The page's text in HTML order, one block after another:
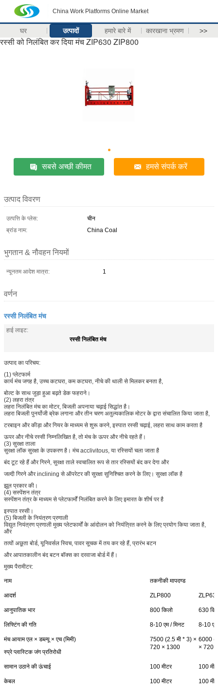
China Work Platforms Online Market
घर उत्पादों हमारे बारे में कारखाना भ्रमण >>
रस्सी को निलंबित कर दिया मंच ZIP630 ZIP800
सबसे अच्छी कीमत हमसे संपर्क करें
उत्पाद विवरण
उत्पत्ति के प्लेस:
चीन
ब्रांड नाम:
China Coal
भुगतान & नौवहन नियमों
न्यूनतम आदेश मात्रा: 1
वर्णन
रस्सी निलंबित मंच
हाई लाइट:
रस्सी निलंबित मंच
उत्पाद का परिचय:
(1) प्लेटफार्म
कार्य मंच जगह है, उच्च कटघरा, कम कटघरा, नीचे की थाली से मिलकर बनता है,
बोल्ट के साथ जुड़ा हुआ बढ़ते डेक फहराने।
(2) लहरा तंत्र
लहरा निलंबित मंच का मोटर, बिजली अपनाया चढ़ाई सिद्धांत है।
लहरा बिजली पुनर्योजी ब्रेक लगाना और तीन चरण अतुल्यकालिक मोटर के द्वारा संचालित किया जाता है,
टरबाइन और कीड़ा और गियर के माध्यम से शुरू करने, इस्पात रस्सी चढ़ाई, लहरा साथ काम करता है
ऊपर और नीचे रस्सी निम्नलिखित है, तो मंच के ऊपर और नीचे रहते हैं।
(3) सुरक्षा ताला
सुरक्षा लॉक सुरक्षा के उपकरण है। मंच acclivitous, या रस्सियों चला जाता है
बंद टूट रहे हैं और गिरने, सुरक्षा ताले स्वचालित रूप से तार रस्सियों बंद कर देगा और
जल्दी गिरने और inclining से ऑपरेटर की सुरक्षा सुनिश्चित करने के लिए। सुरक्षा लॉक है
झूल प्रकार की।
(4) सस्पेंशन तंत्र
सस्पेंशन तंत्र के माध्यम से प्लेटफार्मों निलंबित करने के लिए इमारत के शीर्ष पर है
इस्पात रस्सी।
(5) बिजली के नियंत्रण प्रणाली
विद्युत नियंत्रण प्रणाली मुख्य प्लेटफार्मों के आंदोलन को नियंत्रित करने के लिए प्रयोग किया जाता है,
और
तत्वों अछूता बोर्ड, यूनिवर्सल स्विच, पावर सूचक में तय कर रहे हैं, प्रारंभ बटन
और आपातकालीन बंद बटन बॉक्स का दरवाजा बोर्ड में हैं।
मुख्य पैरामीटर:
नाम तकनीकी मापदण्ड
आदर्श ZLP800
आनुपातिक भार 800 किलो 630
लिफ्टिंग की गति 8-10 एम / मिनट 8-10 एम
मंच आयाम एल × डब्ल्यू × एच (मिमी)
स्प्रे प्लास्टिक जंग प्रतिरोधी
7500 (2.5 मी * 3) ×
720 × 1300
6000
× 720
सामान उठाने की ऊंचाई 100 मीटर 100
केबल 100 मीटर 100